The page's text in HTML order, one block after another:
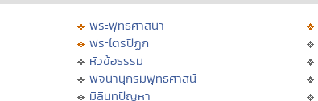
พระพุทธศาสนา
พระไตรปิฏก
หัวข้อธรรม
พจนานุกรมพุทธศาสน์
มิลินทปัญหา